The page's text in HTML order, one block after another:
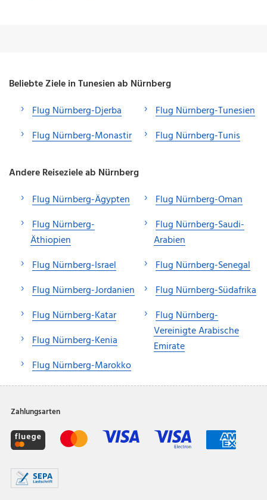
Beliebte Ziele in Tunesien ab Nürnberg
Flug Nürnberg-Djerba
Flug Nürnberg-Monastir
Flug Nürnberg-Tunesien
Flug Nürnberg-Tunis
Andere Reiseziele ab Nürnberg
Flug Nürnberg-Ägypten
Flug Nürnberg-
Äthiopien
Flug Nürnberg-Israel
Flug Nürnberg-Jordanien
Flug Nürnberg-Katar
Flug Nürnberg-Kenia
Flug Nürnberg-Marokko
Flug Nürnberg-Oman
Flug Nürnberg-Saudi-
Arabien
Flug Nürnberg-Senegal
Flug Nürnberg-Südafrika
Flug Nürnberg-
Vereinigte Arabische
Emirate